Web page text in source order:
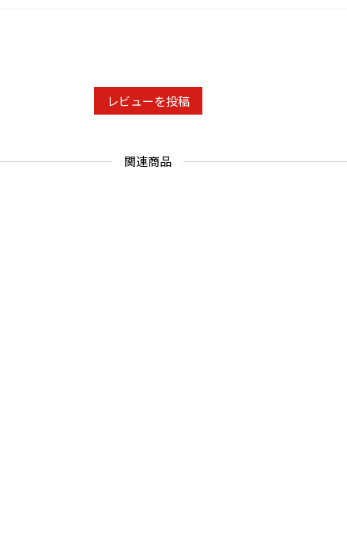
レビューを投稿
関連商品